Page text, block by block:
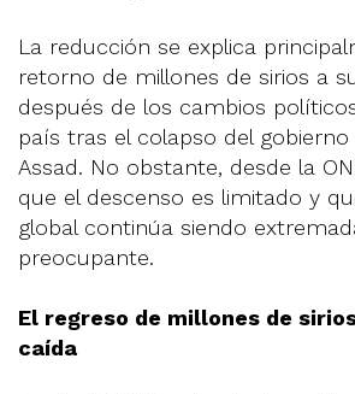
La reducción se explica
retorno de millones de sirios a
después de los cambios
país tras el colapso del gobierno
Assad. No obstante, desde la
que el descenso es limitado y
global continúa siendo
preocupante.
El regreso de millones de
caída